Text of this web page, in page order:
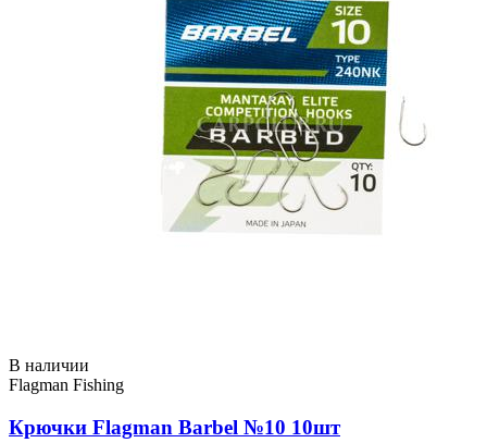
В наличии
Flagman Fishing
Крючки Flagman Barbel №10 10шт